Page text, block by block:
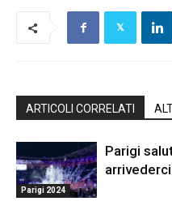
ARTICOLI CORRELATI
Parigi 2024
Parigi